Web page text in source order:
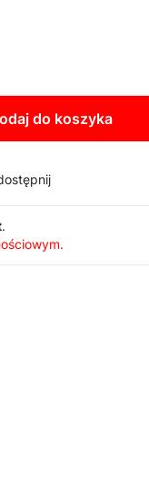
do koszyka
.